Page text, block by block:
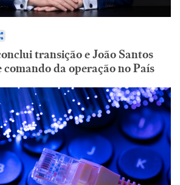
transição e João Santos
comando da operação no País